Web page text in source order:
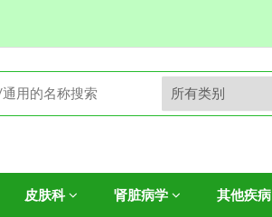
皮肤科 肾脏病学 其他疾病